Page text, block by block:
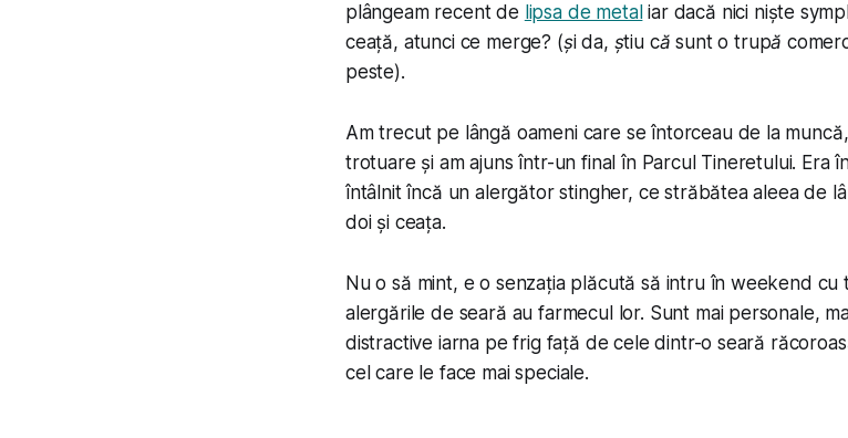
plângeam recent de lipsa de metal iar dacă nici niște
ceață, atunci ce merge? (și da, știu că sunt o trupă
peste).
Am trecut pe lângă oameni care se întorceau de la
trotuare și am ajuns într-un final în Parcul Tineretului. Era
întâlnit încă un alergător stingher, ce străbătea aleea de
doi și ceața.
Nu o să mint, e o senzația plăcută să intru în weekend cu
alergările de seară au farmecul lor. Sunt mai personale,
distractive iarna pe frig față de cele dintr-o seară
cel care le face mai speciale.